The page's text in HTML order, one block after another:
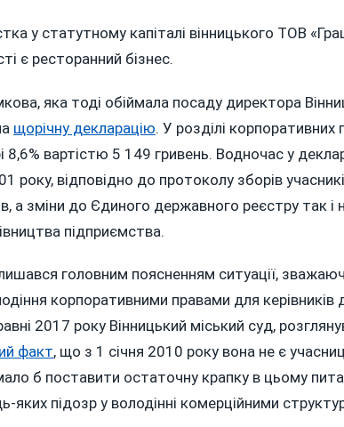
у статутному капіталі вінницького ТОВ
є ресторанний бізнес.
яка тоді обіймала посаду директора
щорічну декларацію. У розділі корпоративних
8,6% вартістю 5 149 гривень. Водночас у
року, відповідно до протоколу зборів
а зміни до Єдиного державного реєстру так і
підприємства.
головним поясненням ситуації,
корпоративними правами для керівників
2017 року Вінницький міський суд,
факт, що з 1 січня 2010 року вона не є
б поставити остаточну крапку в цьому
підозр у володінні комерційними